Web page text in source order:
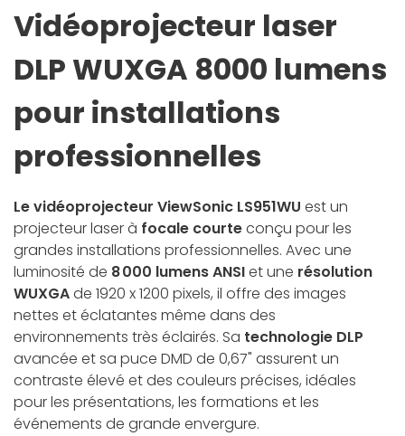
Vidéoprojecteur laser
DLP WUXGA 8000 lumens
pour installations
professionnelles
Le vidéoprojecteur ViewSonic LS951WU est un
projecteur laser à focale courteconçu pour les
grandes installations professionnelles. Avec une
luminosité de 8 000 lumens ANSIet une résolution
WUXGAde 1920 x 1200 pixels, il offre des images
nettes et éclatantes même dans des
environnements très éclairés. Sa technologie DLP
avancée et sa puce DMD de 0,67" assurent un
contraste élevé et des couleurs précises, idéales
pour les présentations, les formations et les
événements de grande envergure.